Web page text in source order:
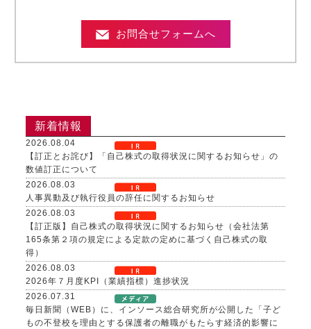
お問合せフォームへ
新着情報
2026.08.04
【訂正とお詫び】「自己株式の取得状況に関するお知らせ」の
数値訂正について
2026.08.03
人事異動及び執行役員の辞任に関するお知らせ
2026.08.03
【訂正版】自己株式の取得状況に関するお知らせ（会社法第
165条第２項の規定による定款の定めに基づく自己株式の取
得）
2026.08.03
2026年７月度KPI（業績指標）進捗状況
2026.07.31
毎日新聞（WEB）に、インソース総合研究所が公開した「子ど
もの不登校を理由とする保護者の離職がもたらす経済的影響に